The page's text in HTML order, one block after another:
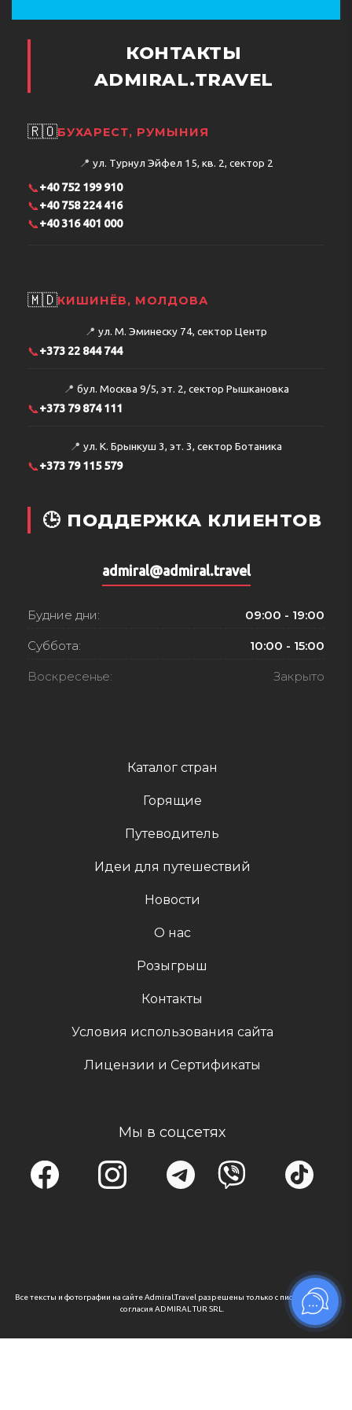
Территория отеля:
оборудованный здесь плавательный бассейн
выйдя в сад
Очень хорошо здесь организован отдых для людей
с ограниченными возможностями
Адрес: Palea Ethniki Odos Kissamou Chanion 27, 730 06
Телефон:306980818339
Каталог стран
Горящие
Путеводитель
Идеи для путешествий
Новости
О нас
Розыгрыш
Контакты
Условия использования сайта
Лицензии и Сертификаты
Мы в соцсетях
Все тексты и фотографии на сайте Admiral.Travel разрешены только с письменного
согласия ADMIRAL TUR SRL.
КОНТАКТЫ
ADMIRAL.TRAVEL
🇷🇴БУХАРЕСТ, РУМЫНИЯ
📍 ул. Турнул Эйфел 15, кв. 2, сектор 2
📞+40 752 199 910
📞+40 758 224 416
📞+40 316 401 000
🇲🇩КИШИНЁВ, МОЛДОВА
📍 ул. М. Эминеску 74, сектор Центр
📞+373 22 844 744
📍 бул. Москва 9/5, эт. 2, сектор Рышкановка
📞+373 79 874 111
📍 ул. К. Брынкуш 3, эт. 3, сектор Ботаника
📞+373 79 115 579
🕒 ПОДДЕРЖКА КЛИЕНТОВ
admiral@admiral.travel
Будние дни: 09:00 - 19:00
Суббота: 10:00 - 15:00
Воскресенье: Закрыто